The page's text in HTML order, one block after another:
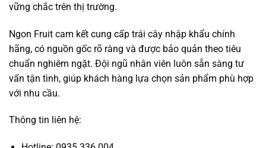
vững chắc trên thị trường.
Ngon Fruit cam kết cung cấp trái cây nhập khẩu chính
hãng, có nguồn gốc rõ ràng và được bảo quản theo tiêu
chuẩn nghiêm ngặt. Đội ngũ nhân viên luôn sẵn sàng tư
vấn tận tình, giúp khách hàng lựa chọn sản phẩm phù hợp
với nhu cầu.
Thông tin liên hệ: